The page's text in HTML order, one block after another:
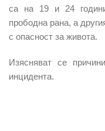
са на 19 и 24
прободна рана, а
с опасност за живота.
Изясняват се
инцидента.